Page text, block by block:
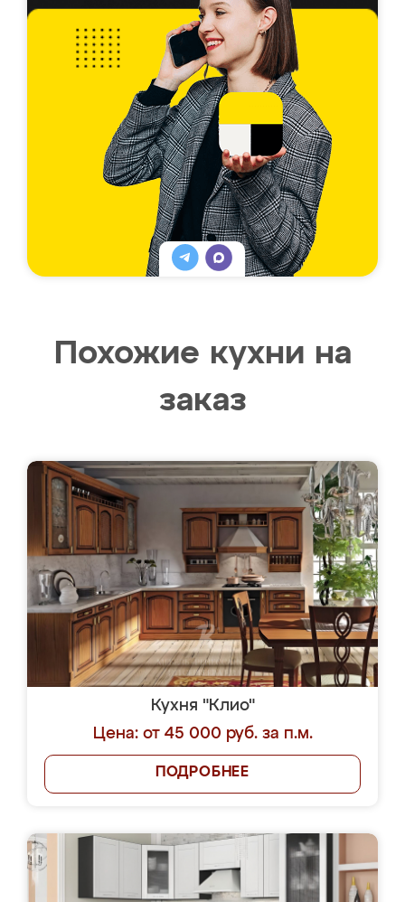
Похожие кухни на
заказ
Кухня "Клио"
Цена: от 45 000 руб. за п.м.
ПОДРОБНЕЕ